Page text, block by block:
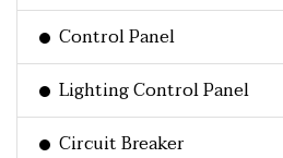
Control Panel
Lighting Control Panel
Circuit Breaker